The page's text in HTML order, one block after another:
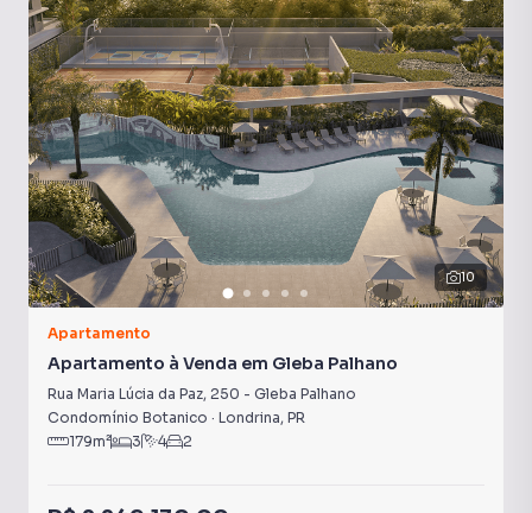
Armário no Escritório
Porcelanato
10
Apartamento
Apartamento à Venda em Gleba Palhano
Rua Maria Lúcia da Paz, 250 - Gleba Palhano
Condomínio Botanico · Londrina, PR
179m² 3 4 2